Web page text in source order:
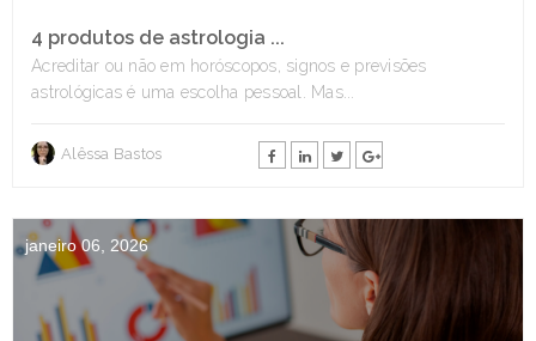
4 produtos de astrologia ...
Acreditar ou não em horóscopos, signos e previsões
astrológicas é uma escolha pessoal. Mas...
Alêssa Bastos
janeiro 06, 2026